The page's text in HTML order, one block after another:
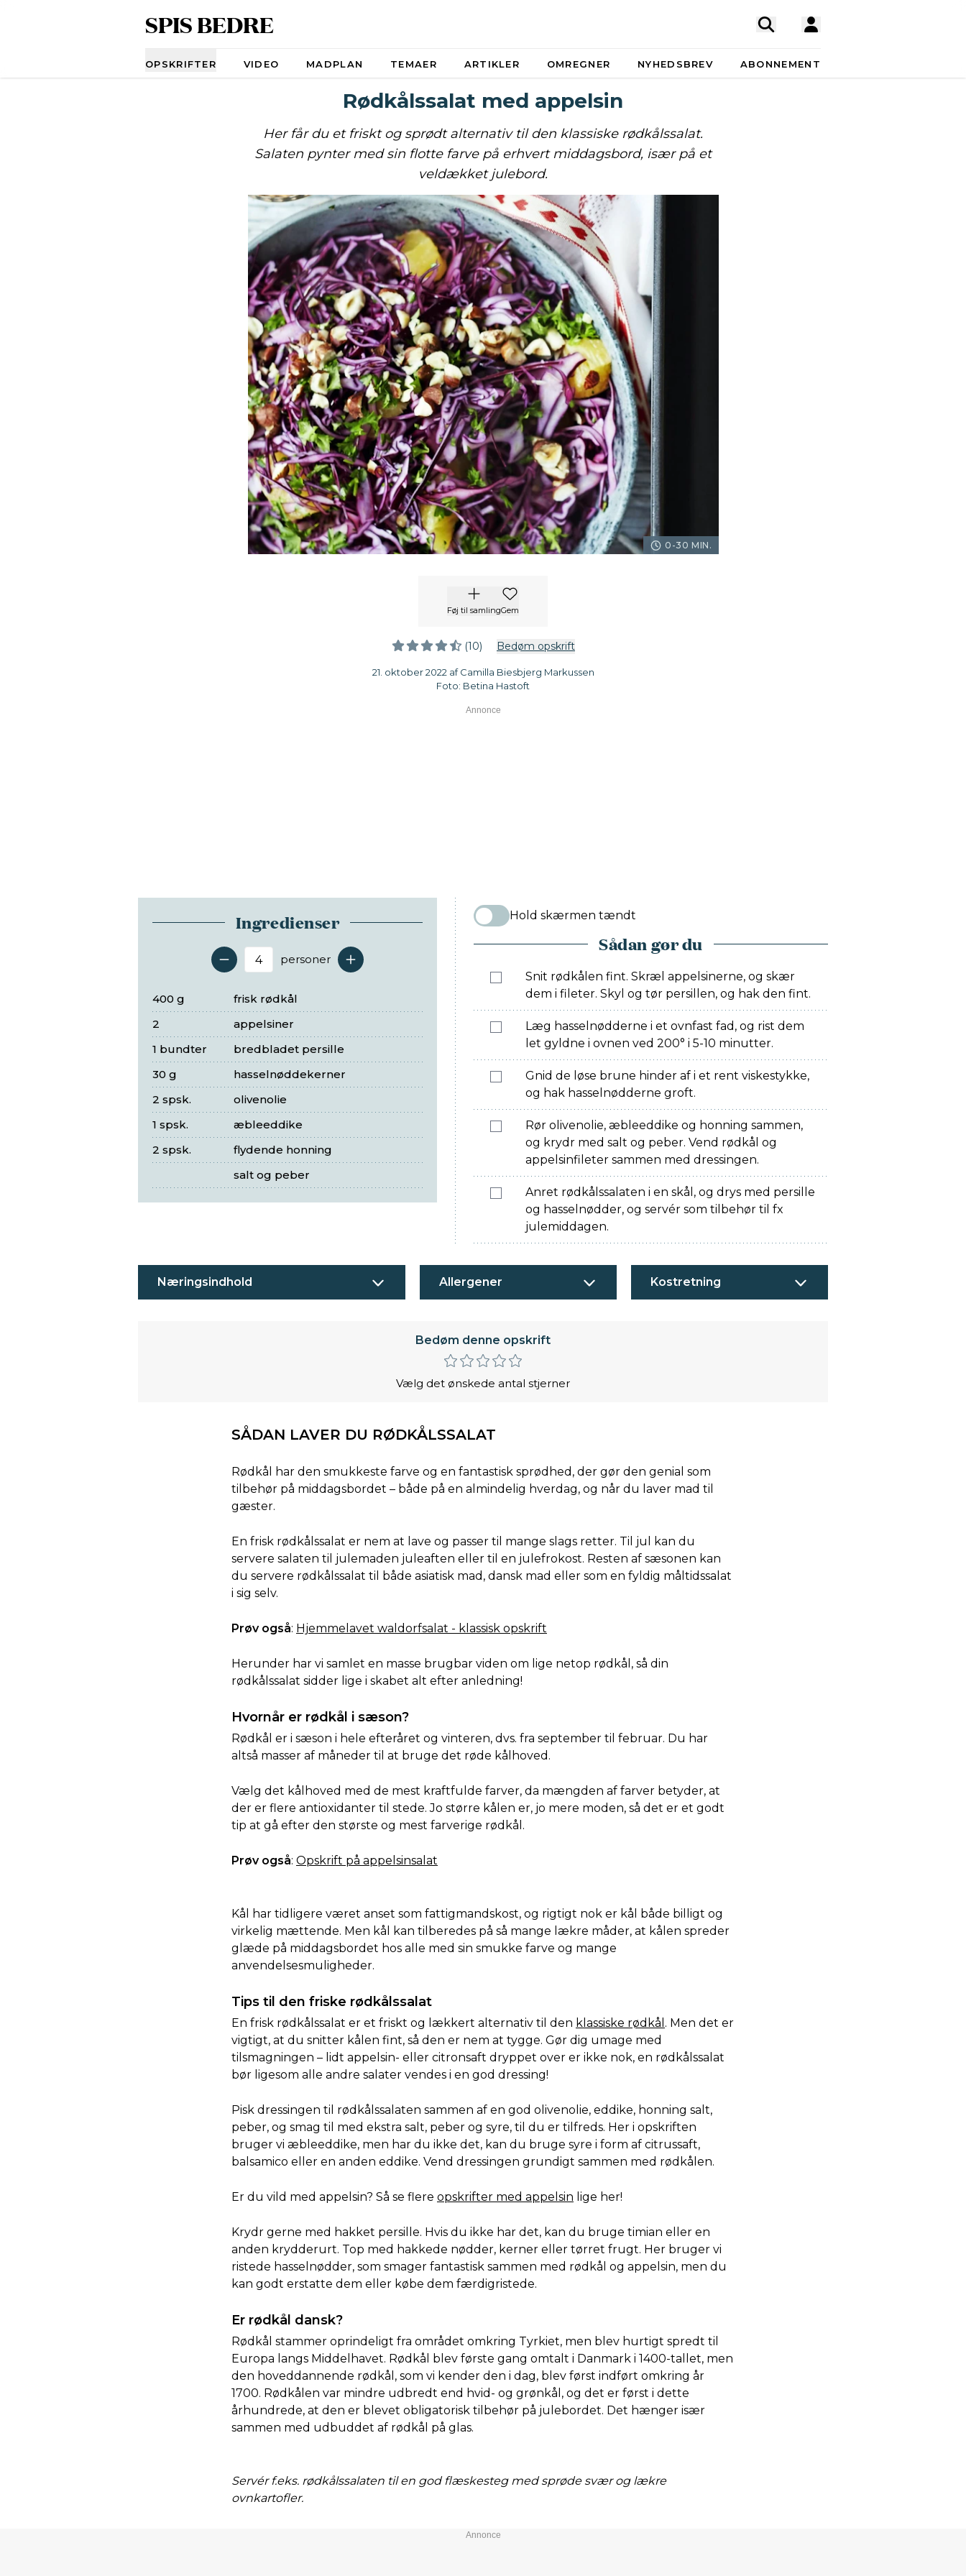
SPIS BEDRE
OPSKRIFTER VIDEO MADPLAN TEMAER ARTIKLER OMREGNER NYHEDSBREV ABONNEMENT
Rødkålssalat med appelsin
Her får du et friskt og sprødt alternativ til den klassiske rødkålssalat.
Salaten pynter med sin flotte farve på erhvert middagsbord, især på et
veldækket julebord.
0-30 MIN.
Føj til samlingGem
(10) Bedøm opskrift
21. oktober 2022 af Camilla Biesbjerg Markussen
Foto: Betina Hastoft
Ingredienser
Antal serveringer
personer
frisk rødkål
400 g
appelsiner
2
bredbladet persille
1 bundter
hasselnøddekerner
30 g
olivenolie
2 spsk.
æbleeddike
1 spsk.
flydende honning
2 spsk.
salt og peber
Hold skærmen tændt
Sådan gør du
Snit rødkålen fint. Skræl appelsinerne, og skær
dem i fileter. Skyl og tør persillen, og hak den fint.
Læg hasselnødderne i et ovnfast fad, og rist dem
let gyldne i ovnen ved 200° i 5-10 minutter.
Gnid de løse brune hinder af i et rent viskestykke,
og hak hasselnødderne groft.
Rør olivenolie, æbleeddike og honning sammen,
og krydr med salt og peber. Vend rødkål og
appelsinfileter sammen med dressingen.
Anret rødkålssalaten i en skål, og drys med persille
og hasselnødder, og servér som tilbehør til fx
julemiddagen.
Næringsindhold Allergener Kostretning
Bedøm denne opskrift
Vælg det ønskede antal stjerner
SÅDAN LAVER DU RØDKÅLSSALAT
Rødkål har den smukkeste farve og en fantastisk sprødhed, der gør den genial som
tilbehør på middagsbordet – både på en almindelig hverdag, og når du laver mad til
gæster.
En frisk rødkålssalat er nem at lave og passer til mange slags retter. Til jul kan du
servere salaten til julemaden juleaften eller til en julefrokost. Resten af sæsonen kan
du servere rødkålssalat til både asiatisk mad, dansk mad eller som en fyldig måltidssalat
i sig selv.
Prøv også: Hjemmelavet waldorfsalat - klassisk opskrift
Herunder har vi samlet en masse brugbar viden om lige netop rødkål, så din
rødkålssalat sidder lige i skabet alt efter anledning!
Hvornår er rødkål i sæson?
Rødkål er i sæson i hele efteråret og vinteren, dvs. fra september til februar. Du har
altså masser af måneder til at bruge det røde kålhoved.
Vælg det kålhoved med de mest kraftfulde farver, da mængden af farver betyder, at
der er flere antioxidanter til stede. Jo større kålen er, jo mere moden, så det er et godt
tip at gå efter den største og mest farverige rødkål.
Prøv også: Opskrift på appelsinsalat
Kål har tidligere været anset som fattigmandskost, og rigtigt nok er kål både billigt og
virkelig mættende. Men kål kan tilberedes på så mange lækre måder, at kålen spreder
glæde på middagsbordet hos alle med sin smukke farve og mange
anvendelsesmuligheder.
Tips til den friske rødkålssalat
En frisk rødkålssalat er et friskt og lækkert alternativ til den klassiske rødkål . Men det er
vigtigt, at du snitter kålen fint, så den er nem at tygge. Gør dig umage med
tilsmagningen – lidt appelsin- eller citronsaft dryppet over er ikke nok, en rødkålssalat
bør ligesom alle andre salater vendes i en god dressing!
Pisk dressingen til rødkålssalaten sammen af en god olivenolie, eddike, honning salt,
peber, og smag til med ekstra salt, peber og syre, til du er tilfreds. Her i opskriften
bruger vi æbleeddike, men har du ikke det, kan du bruge syre i form af citrussaft,
balsamico eller en anden eddike. Vend dressingen grundigt sammen med rødkålen.
Er du vild med appelsin? Så se flere opskrifter med appelsin lige her!
Krydr gerne med hakket persille. Hvis du ikke har det, kan du bruge timian eller en
anden krydderurt. Top med hakkede nødder, kerner eller tørret frugt. Her bruger vi
ristede hasselnødder, som smager fantastisk sammen med rødkål og appelsin, men du
kan godt erstatte dem eller købe dem færdigristede.
Er rødkål dansk?
Rødkål stammer oprindeligt fra området omkring Tyrkiet, men blev hurtigt spredt til
Europa langs Middelhavet. Rødkål blev første gang omtalt i Danmark i 1400-tallet, men
den hoveddannende rødkål, som vi kender den i dag, blev først indført omkring år
1700. Rødkålen var mindre udbredt end hvid- og grønkål, og det er først i dette
århundrede, at den er blevet obligatorisk tilbehør på julebordet. Det hænger især
sammen med udbuddet af rødkål på glas.
Servér f.eks. rødkålssalaten til en god flæskesteg med sprøde svær og lækre
ovnkartofler.